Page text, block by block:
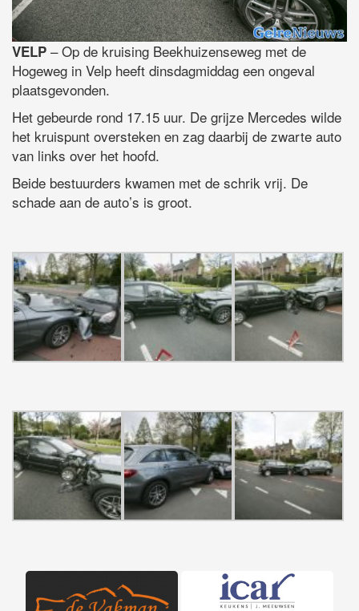
VELP – Op de kruising Beekhuizenseweg met de
Hogeweg in Velp heeft dinsdagmiddag een ongeval
plaatsgevonden.
Het gebeurde rond 17.15 uur. De grijze Mercedes wilde
het kruispunt oversteken en zag daarbij de zwarte auto
van links over het hoofd.
Beide bestuurders kwamen met de schrik vrij. De
schade aan de auto’s is groot.